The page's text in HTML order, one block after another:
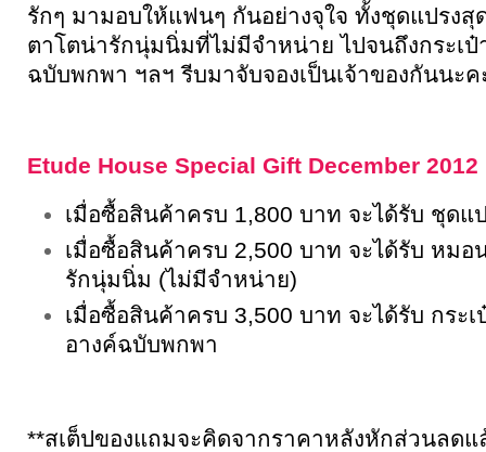
รักๆ มามอบให้แฟนๆ กันอย่างจุใจ ทั้งชุดแปรง
ตาโตน่ารักนุ่มนิ่มที่ไม่มีจำหน่าย ไปจนถึงกระเป๋
ฉบับพกพา ฯลฯ รีบมาจับจองเป็นเจ้าของกันนะ
Etude House Special Gift December 2012
เมื่อซื้อสินค้าครบ 1,800 บาท จะได้รับ ชุดแ
เมื่อซื้อสินค้าครบ 2,500 บาท จะได้รับ หม
รักนุ่มนิ่ม (ไม่มีจำหน่าย)
เมื่อซื้อสินค้าครบ 3,500 บาท จะได้รับ กระเ
อางค์ฉบับพกพา
**สเต็ปของแถมจะคิดจากราคาหลังหักส่วนลดแ